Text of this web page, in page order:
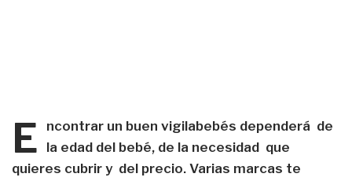
E
ncontrar un buen vigilabebés dependerá de
la edad del bebé, de la necesidad que
quieres cubrir y del precio. Varias marcas te